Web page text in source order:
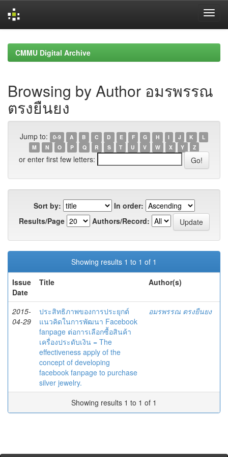
navigationCMMU Digital Archive
Browsing by Author อมรพรรณ
ตรงยืนยง
Jump to: 0-9 A B C D E F G H I J K
L
M
N O P Q R S T U V W X Y Z
or enter first few letters:
Sort by:
In order:
Results/Page
Authors/Record:
Showing results 1 to 1 of 1
Issue
Date
Title Author(s)
2015-
04-29
ประสิทธิภาพของการประยุกต์
แนวคิดในการพัฒนา Facebook
fanpage ต่อการเลือกซื้อสินค้า
เครื่องประดับเงิน = The
effectiveness apply of the
concept of developing
facebook fanpage to purchase
silver jewelry.
อมรพรรณ ตรงยืนยง
Showing results 1 to 1 of 1